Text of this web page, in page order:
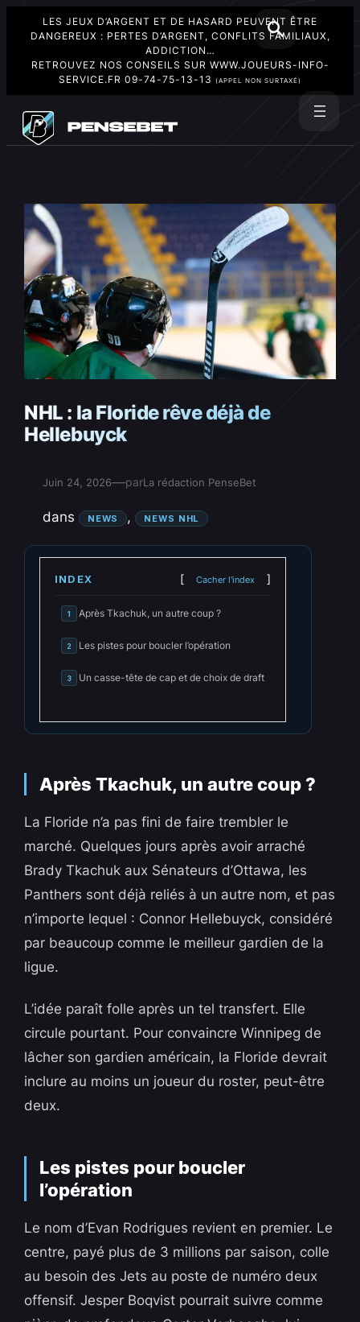
LES JEUX D’ARGENT ET DE HASARD PEUVENT ÊTRE
DANGEREUX : PERTES D’ARGENT, CONFLITS FAMILIAUX,
ADDICTION…
RETROUVEZ NOS CONSEILS SUR WWW.JOUEURS-INFO-
SERVICE.FR 09-74-75-13-13 (APPEL NON SURTAXÉ)
contenu
NHL : la Floride rêve déjà de
Hellebuyck
Juin 24, 2026—parLa rédaction PenseBet
dans NEWS , NEWS NHL
INDEX Cacher l'index
1 Après Tkachuk, un autre coup ?
2 Les pistes pour boucler l’opération
3 Un casse-tête de cap et de choix de draft
Après Tkachuk, un autre coup ?
La Floride n’a pas fini de faire trembler le
marché. Quelques jours après avoir arraché
Brady Tkachuk aux Sénateurs d’Ottawa, les
Panthers sont déjà reliés à un autre nom, et pas
n’importe lequel : Connor Hellebuyck, considéré
par beaucoup comme le meilleur gardien de la
ligue.
L’idée paraît folle après un tel transfert. Elle
circule pourtant. Pour convaincre Winnipeg de
lâcher son gardien américain, la Floride devrait
inclure au moins un joueur du roster, peut-être
deux.
Les pistes pour boucler
l’opération
Le nom d’Evan Rodrigues revient en premier. Le
centre, payé plus de 3 millions par saison, colle
au besoin des Jets au poste de numéro deux
offensif. Jesper Boqvist pourrait suivre comme